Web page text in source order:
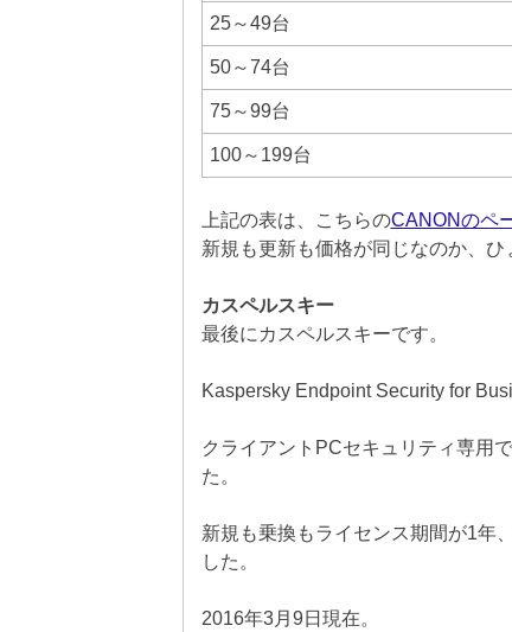
25～49台
50～74台
75～99台
100～199台
上記の表は、こちらのCANONのペ
新規も更新も価格が同じなのか、ひ
カスペルスキー
最後にカスペルスキーです。
Kaspersky Endpoint Security for
クライアントPCセキュリティ専用
た。
新規も乗換もライセンス期間が1年
した。
2016年3月9日現在。